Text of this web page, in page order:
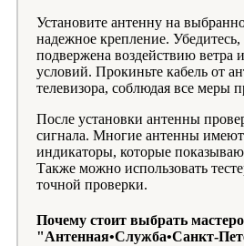
Установите антенну на
надежное крепление. Убедитесь,
подвержена воздействию ветра
условий. Прокиньте кабель от
телевизора, соблюдая все меры
После установки антенны
сигнала. Многие антенны
индикаторы, которые
Также можно использовать
точной проверки.
Почему стоит выбрать
"Антенная•Служба•Санкт-